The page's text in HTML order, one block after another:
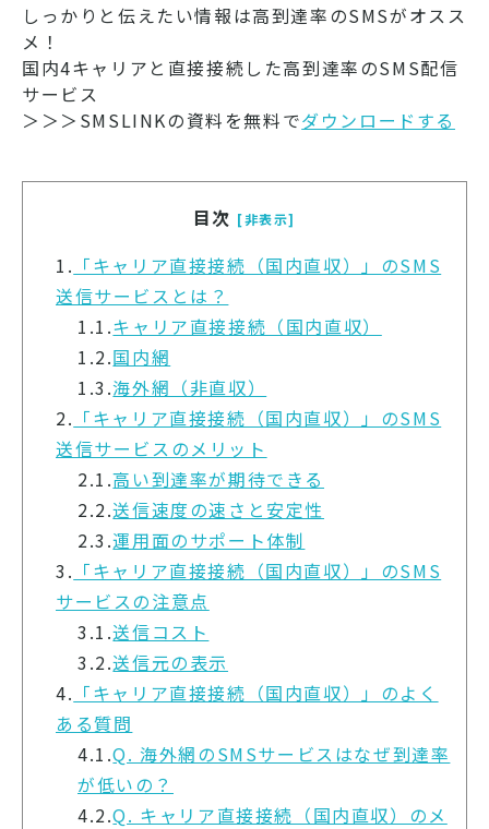
しっかりと伝えたい情報は高到達率のSMSがオスス
メ！
国内4キャリアと直接接続した高到達率のSMS配信
サービス
＞＞＞SMSLINKの資料を無料でダウンロードする
目次 [非表示]
1. 「キャリア直接接続（国内直収）」のSMS
送信サービスとは？
1.1.キャリア直接接続（国内直収）
1.2.国内網
1.3.海外網（非直収）
2. 「キャリア直接接続（国内直収）」のSMS
送信サービスのメリット
2.1.高い到達率が期待できる
2.2.送信速度の速さと安定性
2.3.運用面のサポート体制
3. 「キャリア直接接続（国内直収）」のSMS
サービスの注意点
3.1.送信コスト
3.2.送信元の表示
4. 「キャリア直接接続（国内直収）」のよく
ある質問
4.1.Q. 海外網のSMSサービスはなぜ到達率
が低いの？
4.2.Q. キャリア直接接続（国内直収）のメ